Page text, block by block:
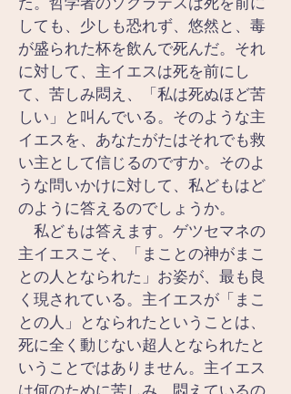
しても、少しも恐れず、悠然と、毒
が盛られた杯を飲んで死んだ。それ
に対して、主イエスは死を前にし
て、苦しみ悶え、「私は死ぬほど苦
しい」と叫んでいる。そのような主
イエスを、あなたがたはそれでも救
い主として信じるのですか。そのよ
うな問いかけに対して、私どもはど
のように答えるのでしょうか。
私どもは答えます。ゲツセマネの
主イエスこそ、「まことの神がまこ
との人となられた」お姿が、最も良
く現されている。主イエスが「まこ
との人」となられたということは、
死に全く動じない超人となられたと
いうことではありません。主イエス